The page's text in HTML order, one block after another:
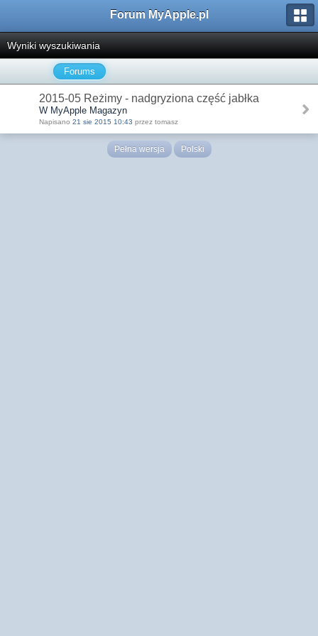
Forum MyApple.pl
Wyniki wyszukiwania
Forums
2015-05 Reżimy - nadgryziona część jabłka
W MyApple Magazyn
Napisano 21 sie 2015 10:43 przez tomasz
Pełna wersja Polski